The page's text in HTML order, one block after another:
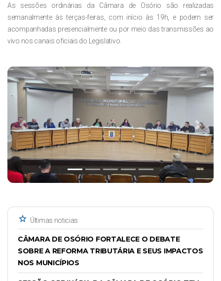
As sessões ordinárias da Câmara de Osório são realizadas
semanalmente às terças-feiras, com início às 19h, e podem ser
acompanhadas presencialmente ou por meio das transmissões ao
vivo nos canais oficiais do Legislativo.
Previous Next
star Últimas noticias
CÂMARA DE OSÓRIO FORTALECE O DEBATE
SOBRE A REFORMA TRIBUTÁRIA E SEUS IMPACTOS
NOS MUNICÍPIOS